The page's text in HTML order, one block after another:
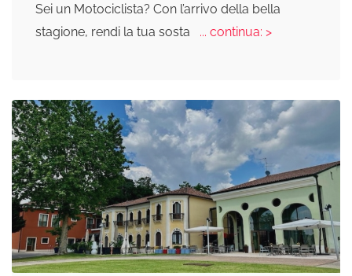
Sei un Motociclista? Con l’arrivo della bella
stagione, rendi la tua sosta
... continua: >